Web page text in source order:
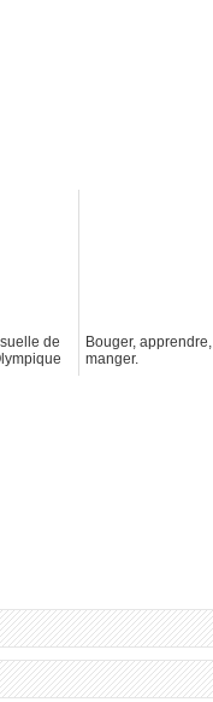
de
Bouger, apprendre,
manger.